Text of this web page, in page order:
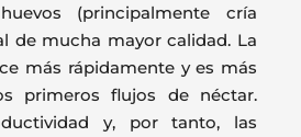
(principalmente cría
de mucha mayor calidad. La
más rápidamente y es más
primeros flujos de néctar.
y, por tanto, las